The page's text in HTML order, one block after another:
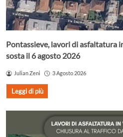
Pontassieve, lavori di asfaltatura
sosta il 6 agosto 2026
Julian Zeni 3 Agosto 2026
Leggi di più